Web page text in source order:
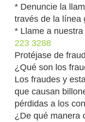
* Denuncie la
través de la línea
* Llame a
223 3288
Protéjase de
¿Qué son los
Los fraudes y
que causan
pérdidas a los
¿De qué manera